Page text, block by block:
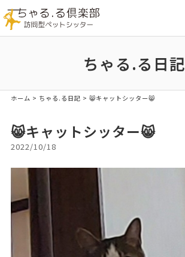
ちゃる.る日記
ホーム > ちゃる.る日記 > 😸キャットシッター😸
😸キャットシッター😸
2022/10/18